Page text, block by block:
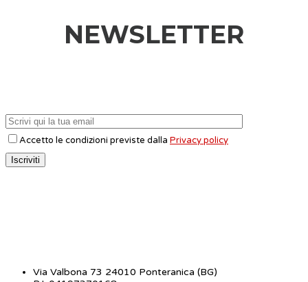
NEWSLETTER
Accetto le condizioni previste dalla Privacy policy
Via Valbona 73 24010 Ponteranica (BG)